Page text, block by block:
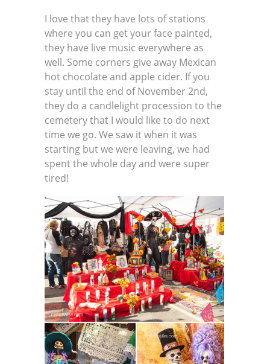
I love that they have lots of stations
where you can get your face painted,
they have live music everywhere as
well. Some corners give away Mexican
hot chocolate and apple cider. If you
stay until the end of November 2nd,
they do a candlelight procession to the
cemetery that I would like to do next
time we go. We saw it when it was
starting but we were leaving, we had
spent the whole day and were super
tired!